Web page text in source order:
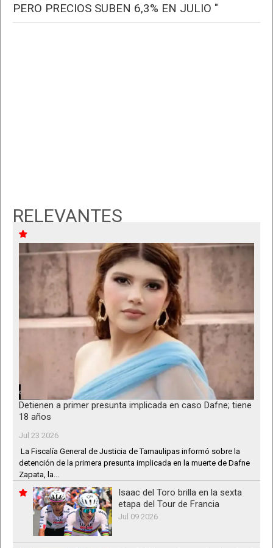
PERO PRECIOS SUBEN 6,3% EN JULIO "
RELEVANTES
Detienen a primer presunta implicada en caso Dafne; tiene
18 años
Jul 23 2026
La Fiscalía General de Justicia de Tamaulipas informó sobre la
detención de la primera presunta implicada en la muerte de Dafne
Zapata, la...
Isaac del Toro brilla en la sexta
etapa del Tour de Francia
Jul 09 2026